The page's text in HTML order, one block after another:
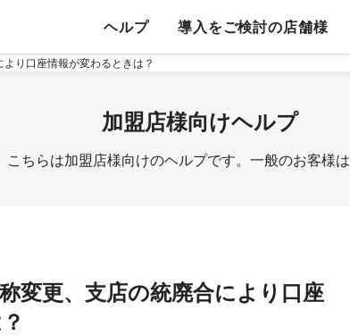
ヘルプ 導入をご検討の店舗様
り口座情報が変わるときは？
加盟店様向けヘルプ
こちらは加盟店様向けのヘルプです。一般のお客様は
変更、支店の統廃合により口座